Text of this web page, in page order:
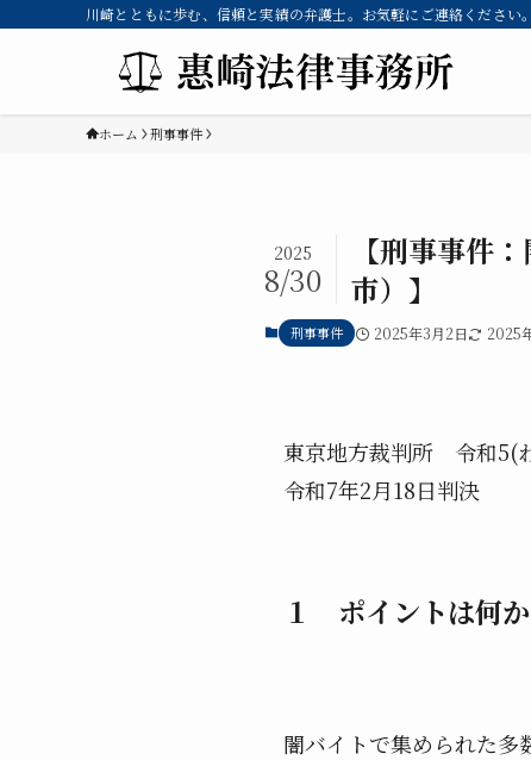
川崎とともに歩む、信頼と実績の弁護士。お気軽にご連絡ください
ホーム 刑事事件
【刑事事件
市）】
2025
8/30
刑事事件 2025年3月2日 2025
東京地方裁判所 令和5(
令和7年2月18日判決
１ ポイントは何か
闇バイトで集められた多